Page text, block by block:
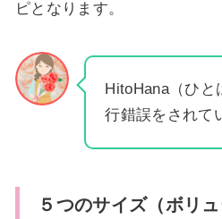
ピとなります。
HitoHana（ひ
行錯誤をされて
５つのサイズ（ボリ